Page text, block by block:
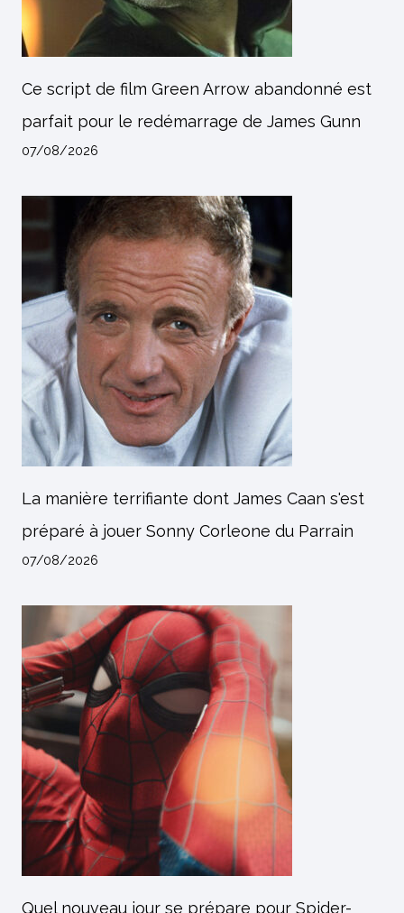
Ce script de film Green Arrow abandonné est
parfait pour le redémarrage de James Gunn
07/08/2026
La manière terrifiante dont James Caan s'est
préparé à jouer Sonny Corleone du Parrain
07/08/2026
Quel nouveau jour se prépare pour Spider-